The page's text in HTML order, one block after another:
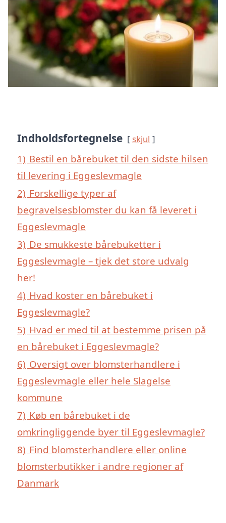
Indholdsfortegnelse skjul
1) Bestil en bårebuket til den sidste hilsen
til levering i Eggeslevmagle
2) Forskellige typer af
begravelsesblomster du kan få leveret i
Eggeslevmagle
3) De smukkeste bårebuketter i
Eggeslevmagle – tjek det store udvalg
her!
4) Hvad koster en bårebuket i
Eggeslevmagle?
5) Hvad er med til at bestemme prisen på
en bårebuket i Eggeslevmagle?
6) Oversigt over blomsterhandlere i
Eggeslevmagle eller hele Slagelse
kommune
7) Køb en bårebuket i de
omkringliggende byer til Eggeslevmagle?
8) Find blomsterhandlere eller online
blomsterbutikker i andre regioner af
Danmark